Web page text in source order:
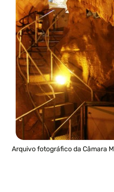
Arquivo fotográfico da Câmara